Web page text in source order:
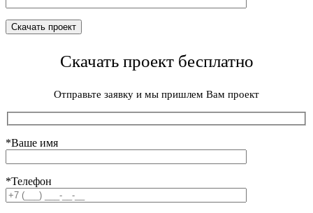
Скачать проект бесплатно
Отправьте заявку и мы пришлем Вам проект
*Ваше имя
*Телефон